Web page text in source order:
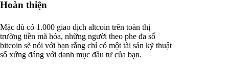
Hoàn thiện
Mặc dù có 1.000 giao dịch altcoin trên toàn thị
trường tiền mã hóa, những người theo phe đa số
bitcoin sẽ nói với bạn rằng chỉ có một tài sản kỹ thuật
số xứng đáng với danh mục đầu tư của bạn.